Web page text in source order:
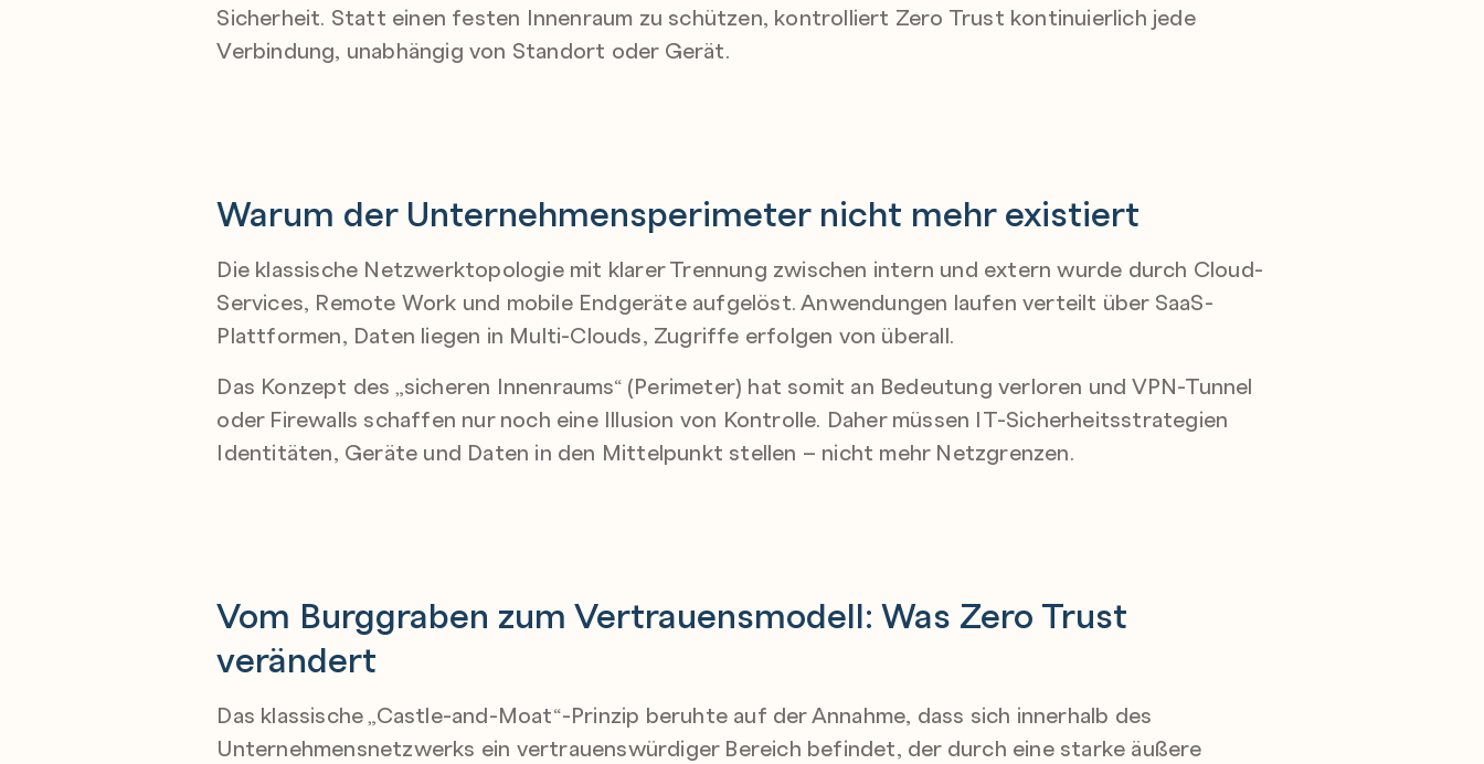
Sicherheit. Statt einen festen Innenraum zu schützen, kontrolliert Zero Trust kontinuierlich jede
Verbindung, unabhängig von Standort oder Gerät.
Warum der Unternehmensperimeter nicht mehr existiert
Die klassische Netzwerktopologie mit klarer Trennung zwischen intern und extern wurde durch Cloud-
Services, Remote Work und mobile Endgeräte aufgelöst. Anwendungen laufen verteilt über SaaS-
Plattformen, Daten liegen in Multi-Clouds, Zugriffe erfolgen von überall.
Das Konzept des „sicheren Innenraums“ (Perimeter) hat somit an Bedeutung verloren und VPN-Tunnel
oder Firewalls schaffen nur noch eine Illusion von Kontrolle. Daher müssen IT-Sicherheitsstrategien
Identitäten, Geräte und Daten in den Mittelpunkt stellen – nicht mehr Netzgrenzen.
Vom Burggraben zum Vertrauensmodell: Was Zero Trust
verändert
Das klassische „Castle-and-Moat“-Prinzip beruhte auf der Annahme, dass sich innerhalb des
Unternehmensnetzwerks ein vertrauenswürdiger Bereich befindet, der durch eine starke äußere